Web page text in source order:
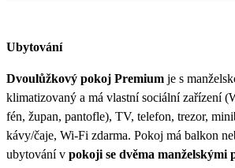
Ubytování
Dvoulůžkový pokoj Premium je s
klimatizovaný a má vlastní sociální zařízení
fén, župan, pantofle), TV, telefon, trezor,
kávy/čaje, Wi-Fi zdarma. Pokoj má balkon
ubytování v pokoji se dvěma manželskými